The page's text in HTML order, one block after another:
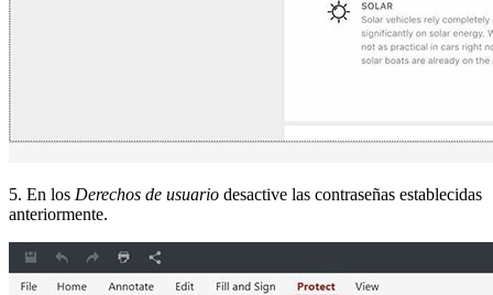
5. En los Derechos de usuario desactive las contraseñas establecidas
anteriormente.